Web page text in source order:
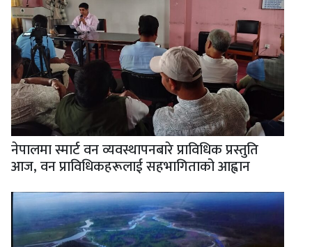
नेपालमा स्मार्ट वन व्यवस्थापनबारे प्राविधिक प्रस्तुति
आज, वन प्राविधिकहरूलाई सहभागिताको आह्वान